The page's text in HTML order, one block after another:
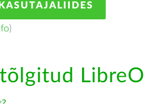
)
tõlgitud